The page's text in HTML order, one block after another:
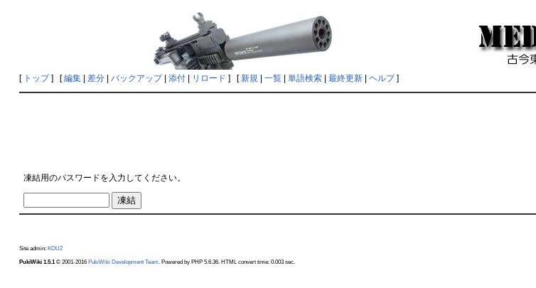
[ トップ] [編集| 差分| バックアップ| 添付| リロード ] [新規| 一覧| 単語検索| 最終更新| ヘルプ]
凍結用のパスワードを入力してください。
Site admin: KOU2
PukiWiki 1.5.1© 2001-2016 PukiWiki Development Team. Powered by PHP 5.6.36. HTML convert time: 0.003 sec.